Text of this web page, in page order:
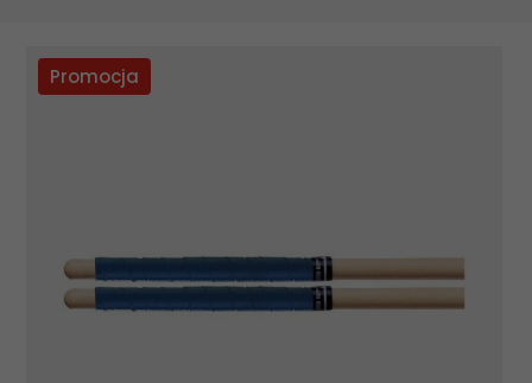
Promocja